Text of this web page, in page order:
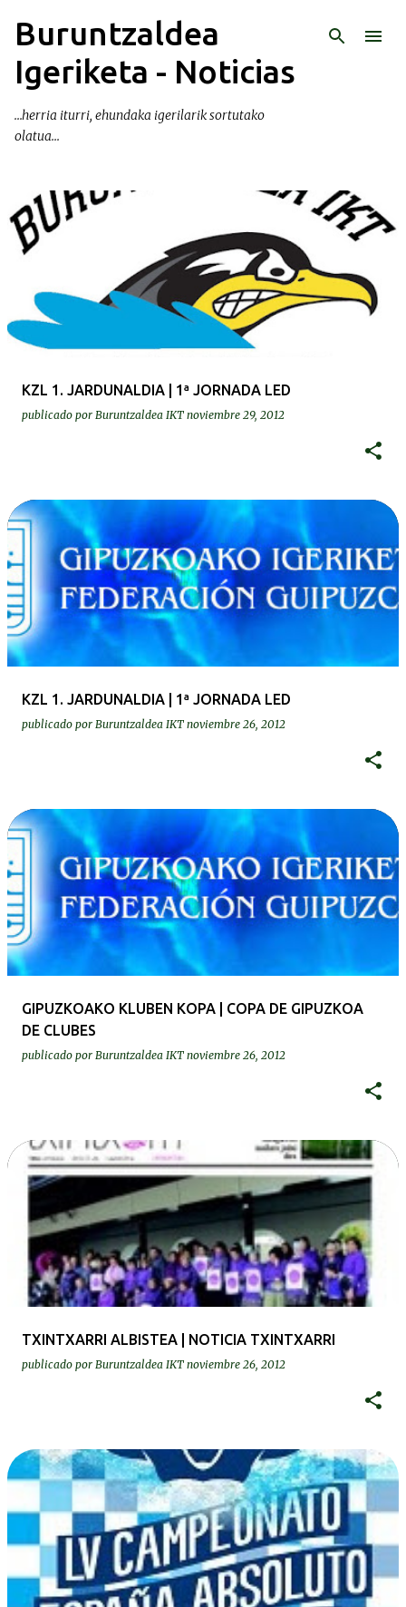
Ir al contenido principal
Buruntzaldea
Igeriketa - Noticias
...herria iturri, ehundaka igerilarik sortutako
olatua...
E
a
KZL 1. JARDUNALDIA | 1ª JORNADA LED
publicado por Buruntzaldea IKT noviembre 29, 2012
KZL 1. JARDUNALDIA | 1ª JORNADA LED
publicado por Buruntzaldea IKT noviembre 26, 2012
GIPUZKOAKO KLUBEN KOPA | COPA DE GIPUZKOA
DE CLUBES
publicado por Buruntzaldea IKT noviembre 26, 2012
TXINTXARRI ALBISTEA | NOTICIA TXINTXARRI
publicado por Buruntzaldea IKT noviembre 26, 2012